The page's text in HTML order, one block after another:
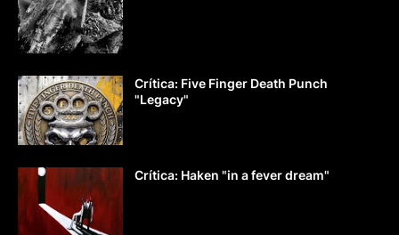
Crítica: Five Finger Death Punch
"Legacy"
Crítica: Haken "in a fever dream"